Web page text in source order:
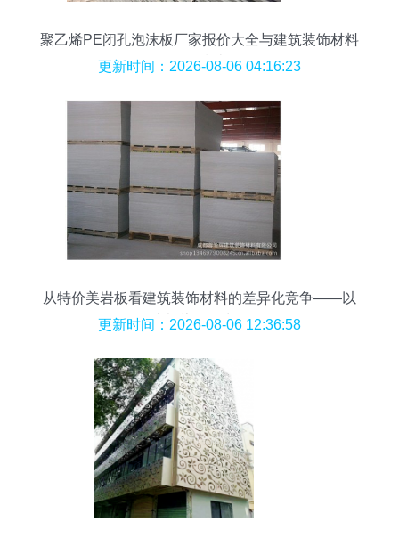
聚乙烯PE闭孔泡沫板厂家报价大全与建筑装饰材料
销售指南
更新时间：2026-08-06 04:16:23
从特价美岩板看建筑装饰材料的差异化竞争——以
成都蓉渝辉为例
更新时间：2026-08-06 12:36:58